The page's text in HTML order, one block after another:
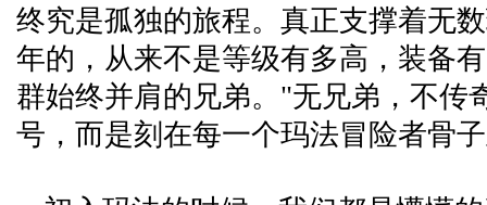
终究是孤独的旅程。真正支撑着无
年的，从来不是等级有多高，装备
群始终并肩的兄弟。"无兄弟，不传
号，而是刻在每一个玛法冒险者骨